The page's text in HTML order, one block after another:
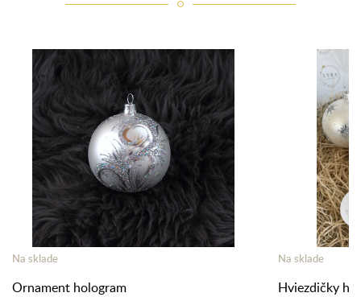
Na sklade
Ornament hologram
Na sklade
Hviezdičky